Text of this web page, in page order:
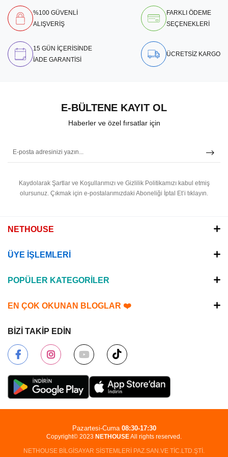
%100 GÜVENLİ
ALIŞVERİŞ
FARKLI ÖDEME
SEÇENEKLERİ
15 GÜN İÇERİSİNDE
İADE GARANTİSİ
ÜCRETSİZ KARGO
E-BÜLTENE KAYIT OL
Haberler ve özel fırsatlar için
Kaydolarak Şartlar ve Koşullarımızı ve Gizlilik Politikamızı kabul etmiş
olursunuz. Çıkmak için e-postalarımızdaki Aboneliği İptal Et’i tıklayın.
NETHOUSE
ÜYE İŞLEMLERİ
POPÜLER KATEGORİLER
EN ÇOK OKUNAN BLOGLAR ❤️
BİZİ TAKİP EDİN
Copyright© 2023 NETHOUSEAll rights reserved.
NETHOUSE BİLGİSAYAR SİSTEMLERİ PAZ.SAN.VE TİC.LTD.ŞTİ.
Pazartesi-Cuma 08:30-17:30